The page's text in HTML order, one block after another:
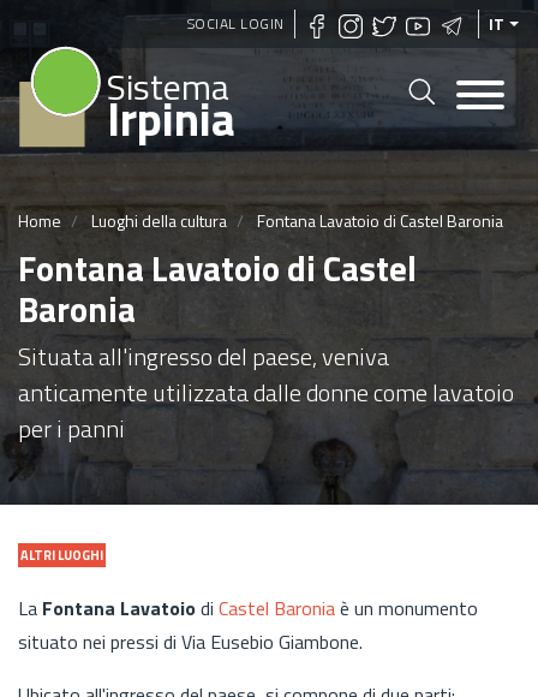
Salta
al
contenuto
principale
SOCIAL LOGIN IT
Sistema
Irpinia
Home Luoghi della cultura Fontana Lavatoio di Castel Baronia
Fontana Lavatoio di Castel
Baronia
Situata all'ingresso del paese, veniva
anticamente utilizzata dalle donne come lavatoio
per i panni
ALTRI LUOGHI
La Fontana Lavatoiodi Castel Baroniaè un monumento
situato nei pressi di Via Eusebio Giambone.